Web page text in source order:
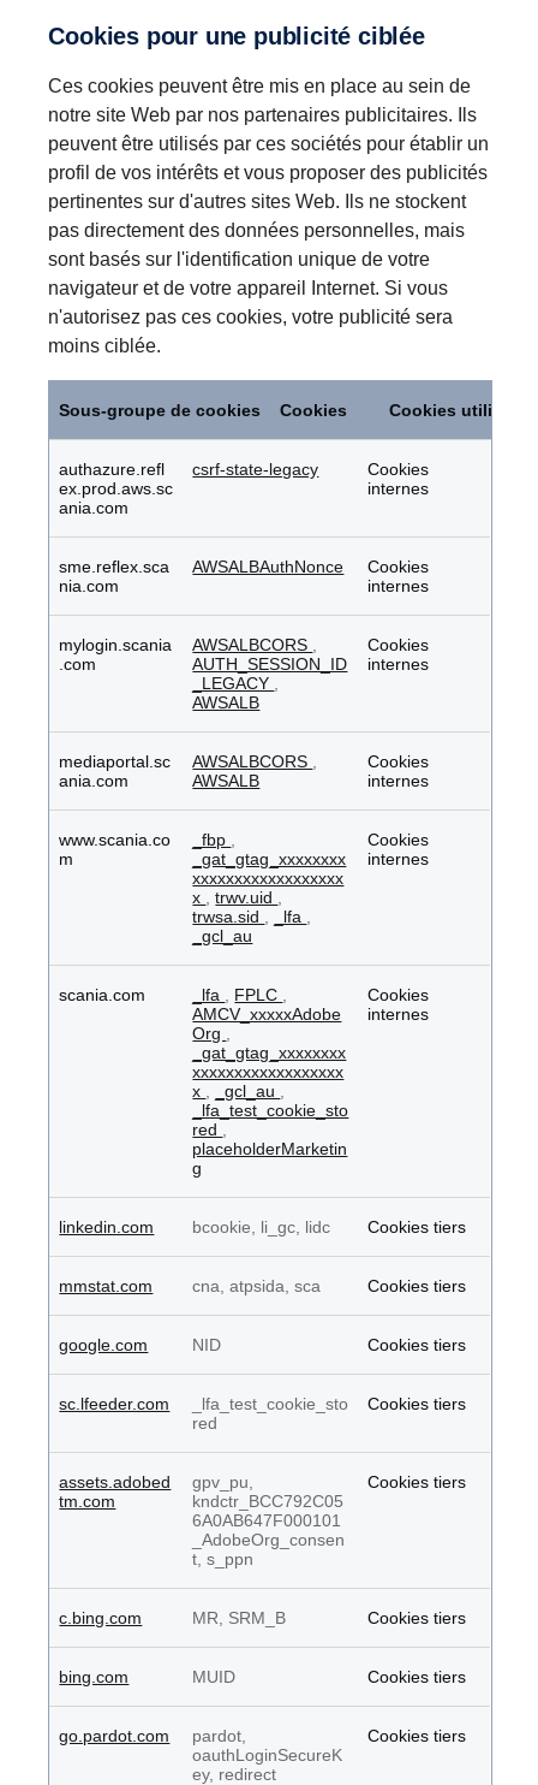
Cookies pour une publicité ciblée
Ces cookies peuvent être mis en place au sein de
notre site Web par nos partenaires publicitaires. Ils
peuvent être utilisés par ces sociétés pour établir un
profil de vos intérêts et vous proposer des publicités
pertinentes sur d'autres sites Web. Ils ne stockent
pas directement des données personnelles, mais
sont basés sur l'identification unique de votre
navigateur et de votre appareil Internet. Si vous
n'autorisez pas ces cookies, votre publicité sera
moins ciblée.
une
ciblée
Sous-groupe de cookies Cookies Cookies utilisés
authazure.refl
ex.prod.aws.sc
ania.com
csrf-state-legacy
Cookies
internes
sme.reflex.sca
nia.com
AWSALBAuthNonce
Cookies
internes
mylogin.scania
.com
AWSALBCORS
AUTH_SESSION_ID
_LEGACY
AWSALB
Cookies
internes
mediaportal.sc
ania.com
AWSALBCORS
AWSALB
Cookies
internes
www.scania.co
m
_fbp
_gat_gtag_xxxxxxxx
xxxxxxxxxxxxxxxxxx
x
,trwv.uid
trwsa.sid
_lfa
_gcl_au
Cookies
internes
scania.com _lfa FPLC
AMCV_xxxxxAdobe
Org
_gat_gtag_xxxxxxxx
xxxxxxxxxxxxxxxxxx
x
_gcl_au
_lfa_test_cookie_sto
red
placeholderMarketin
g
Cookies
internes
linkedin.com bcookie, li_gc, lidc Cookies tiers
mmstat.com cna, atpsida, sca Cookies tiers
google.com NID Cookies tiers
sc.lfeeder.com
_lfa_test_cookie_sto
red
Cookies tiers
assets.adobed
tm.com
gpv_pu,
kndctr_BCC792C05
6A0AB647F000101
_AdobeOrg_consen
t, s_ppn
Cookies tiers
c.bing.com MR, SRM_B Cookies tiers
bing.com MUID Cookies tiers
go.pardot.com
pardot,
oauthLoginSecureK
ey, redirect
Cookies tiers